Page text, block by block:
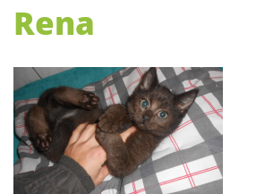
Rena